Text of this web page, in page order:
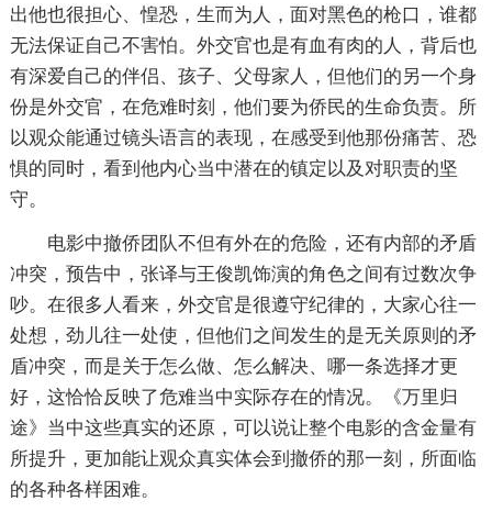
出他也很担心、惶恐，生而为人，面对黑色的枪口，谁都
无法保证自己不害怕。外交官也是有血有肉的人，背后也
有深爱自己的伴侣、孩子、父母家人，但他们的另一个身
份是外交官，在危难时刻，他们要为侨民的生命负责。所
以观众能通过镜头语言的表现，在感受到他那份痛苦、恐
惧的同时，看到他内心当中潜在的镇定以及对职责的坚
守。
电影中撤侨团队不但有外在的危险，还有内部的矛盾
冲突，预告中，张译与王俊凯饰演的角色之间有过数次争
吵。在很多人看来，外交官是很遵守纪律的，大家心往一
处想，劲儿往一处使，但他们之间发生的是无关原则的矛
盾冲突，而是关于怎么做、怎么解决、哪一条选择才更
好，这恰恰反映了危难当中实际存在的情况。《万里归
途》当中这些真实的还原，可以说让整个电影的含金量有
所提升，更加能让观众真实体会到撤侨的那一刻，所面临
的各种各样困难。